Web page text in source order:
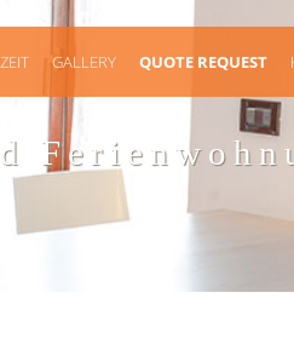
GALLERY QUOTE REQUEST